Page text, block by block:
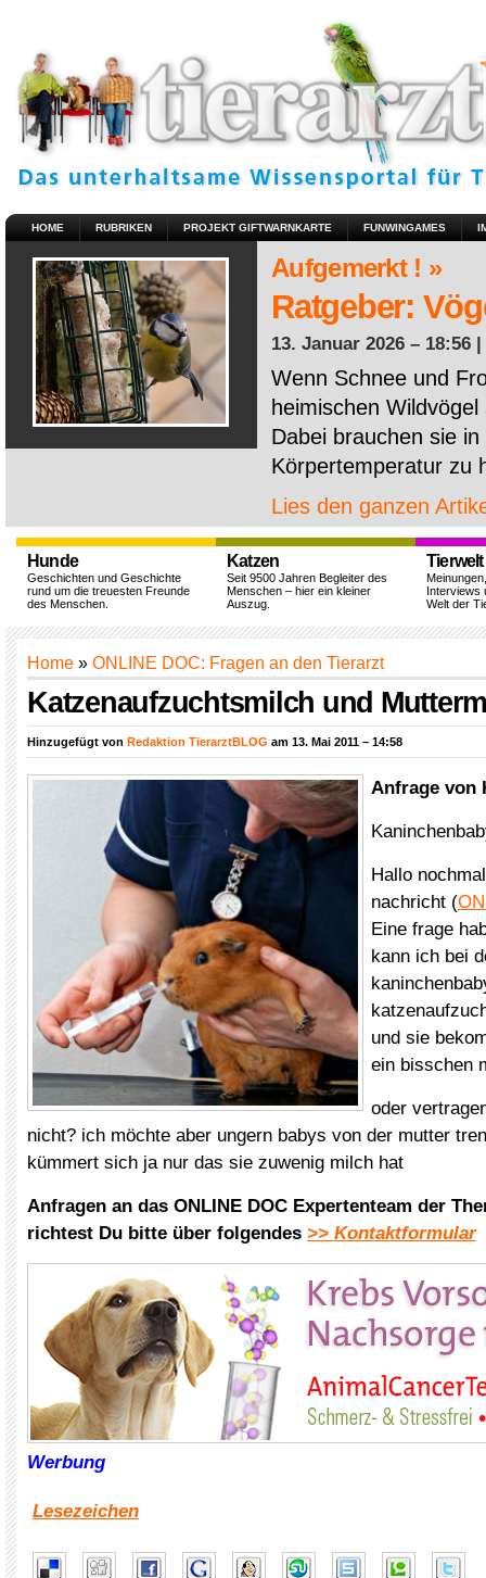
HOME RUBRIKEN PROJEKT GIFTWARNKARTE FUNWINGAMES
Aufgemerkt ! »
Ratgeber:
13. Januar 2026 – 18:56 |
Wenn Schnee und
heimischen
Dabei brauchen sie
Körpertemperatur zu
Lies den ganzen
Hunde
Geschichten und Geschichte
rund um die treuesten Freunde
des Menschen.
Katzen
Seit 9500 Jahren Begleiter des
Menschen – hier ein kleiner
Auszug.
Tierwelt
Interviews
Welt der
Home » ONLINE DOC: Fragen an den Tierarzt
Katzenaufzuchtsmilch und
Hinzugefügt von Redaktion TierarztBLOG am 13. Mai 2011 – 14:58
Anfrage von
Hallo
nachricht (
Eine frage
kann ich bei
und sie
ein bisschen
oder
nicht? ich möchte aber ungern babys von der mutter
kümmert sich ja nur das sie zuwenig milch hat
Anfragen an das ONLINE DOC Expertenteam der
richtest Du bitte über folgendes >> Kontaktformular
Werbung
Lesezeichen